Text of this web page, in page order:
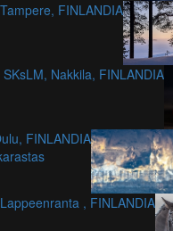
FINLANDIA
SKsLM, Nakkila, FINLANDIA
FINLANDIA
, FINLANDIA